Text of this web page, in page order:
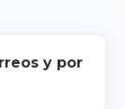
y por